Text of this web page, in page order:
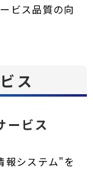
ビス品質の向
ス
ービス
報システム"を